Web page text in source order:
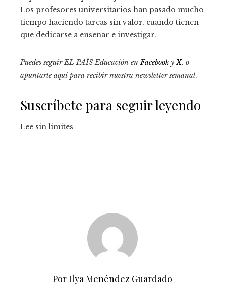
Los profesores universitarios han pasado mucho
tiempo haciendo tareas sin valor, cuando tienen
que dedicarse a enseñar e investigar.
Puedes seguir EL PAÍS Educación en Facebook yX, o
apuntarte aquí para recibirnuestra newsletter semanal.
Suscríbete para seguir leyendo
Lee sin límites
Por Ilya Menéndez Guardado